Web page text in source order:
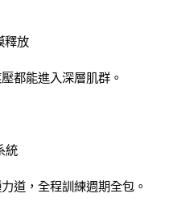
support/home
AFTEE先享後付」服務完成之交
或監護人之同意方可使用
別帳號之用戶狀況，依本公司即
釋放
都能進入深層肌群。
統
道，全程訓練週期全包。